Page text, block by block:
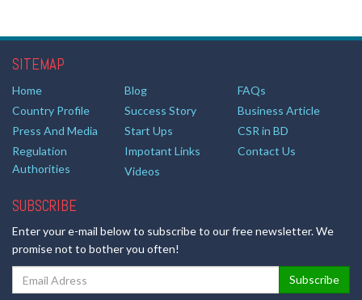
SITEMAP
Home Blog
FAQs
Country Profile
Success Story
Business Article
Press And Media
Start Ups
CSR in BD
Regulation
Authorities
Impotant Links
Contact Us
Videos
SUBSCRIBE
Enter your e-mail below to subscribe to our free newsletter. We
promise not to bother you often!